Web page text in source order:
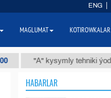
"А" kysymly tehniki ýody (t.)
HABARLAR
ENG
MAGLUMAT KOTIROWKALAR